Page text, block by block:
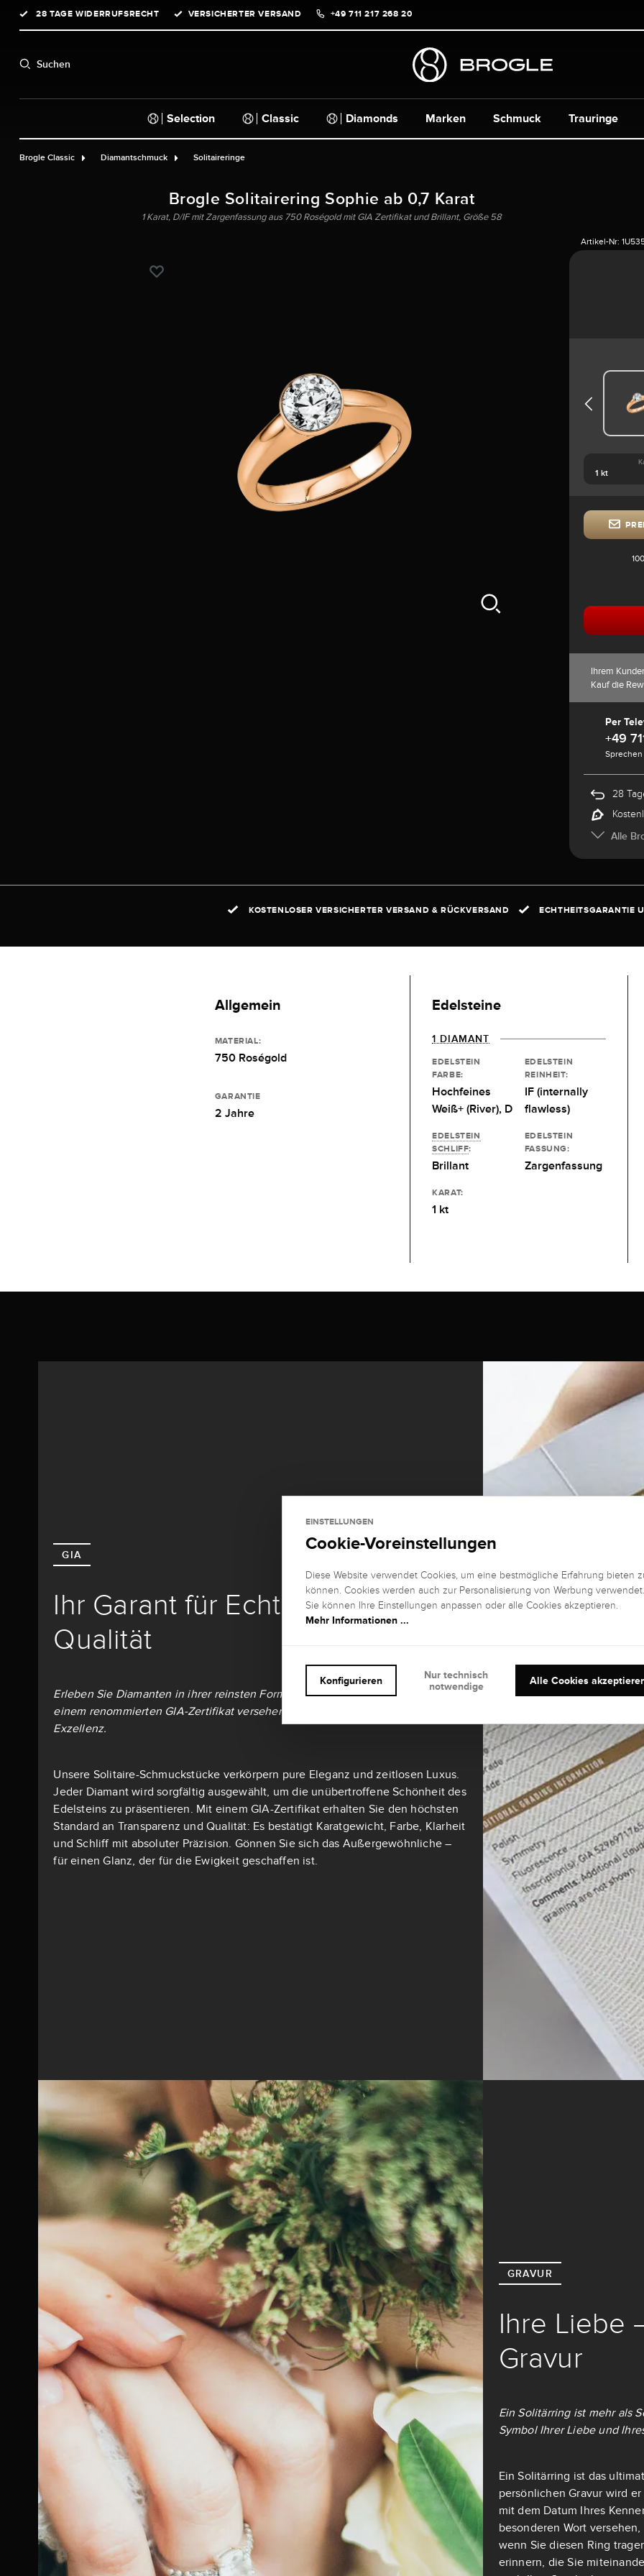
Zur Hauptnavigation springen
28 TAGE WIDERRUFSRECHT VERSICHERTER VERSAND +49 711 217 268 20
Suchen
Selection Classic Diamonds Marken Schmuck Trauringe
Brogle Classic Diamantschmuck Solitaireringe
Brogle Solitairering Sophie ab 0,7 Karat
1 Karat, D/IF mit Zargenfassung aus 750 Roségold mit GIA Zertifikat und Brillant, Größe 58
Artikel-Nr:
Ihrem
Kauf die
Per
+49
28
Alle
KOSTENLOSER VERSICHERTER VERSAND & RÜCKVERSAND ECHTHEITSGARANTIE
Allgemein
MATERIAL:
750 Roségold
GARANTIE
2 Jahre
Edelsteine
1 DIAMANT
EDELSTEIN
FARBE:
Hochfeines
Weiß+ (River), D
EDELSTEIN
REINHEIT:
IF (internally
flawless)
EDELSTEIN
SCHLIFF:
Brillant
EDELSTEIN
FASSUNG:
Zargenfassung
KARAT:
1 kt
GIA
Ihr Garant für Echtheit und
Qualität
Erleben Sie Diamanten in ihrer reinsten Form: Alle Steine ab 0,3 Karat sind mit
einem renommierten GIA-Zertifikat versehen – dem ultimativen Maßstab für
Exzellenz.
Unsere Solitaire-Schmuckstücke verkörpern pure Eleganz und zeitlosen Luxus.
Jeder Diamant wird sorgfältig ausgewählt, um die unübertroffene Schönheit des
Edelsteins zu präsentieren. Mit einem GIA-Zertifikat erhalten Sie den höchsten
Standard an Transparenz und Qualität: Es bestätigt Karatgewicht, Farbe, Klarheit
und Schliff mit absoluter Präzision. Gönnen Sie sich das Außergewöhnliche –
für einen Glanz, der für die Ewigkeit geschaffen ist.
GRAVUR
Ihre Liebe
Gravur
Ein Solitärring ist mehr als
Symbol Ihrer Liebe und
Ein Solitärring ist das
persönlichen Gravur wird
mit dem Datum Ihres
besonderen Wort
wenn Sie diesen Ring
erinnern, die Sie
EINSTELLUNGEN
Cookie-Voreinstellungen
Diese Website verwendet Cookies, um eine bestmögliche Erfahrung bieten
können. Cookies werden auch zur Personalisierung von Werbung verwendet.
Sie können Ihre Einstellungen anpassen oder alle Cookies akzeptieren.
Mehr Informationen ...
Alle Cookies
Konfigurieren
Nur technisch
notwendige